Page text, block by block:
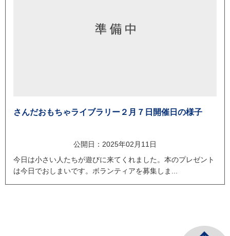
さんだおもちゃライブラリー２月７日開催日の様子
公開日：2025年02月11日
今日は小さい人たちが遊びに来てくれました。本のプレゼント
は今日でおしまいです。ボランティアを募集しま...